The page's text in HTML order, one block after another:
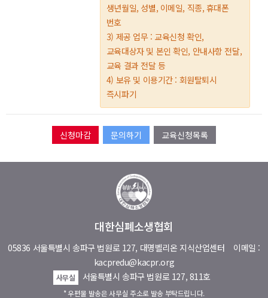
생년월일, 성별, 이메일, 직종, 휴대폰
번호
3) 제공 업무 : 교육신청 확인,
교육대상자 및 본인 확인, 안내사항 전달,
교육 결과 전달 등
4) 보유 및 이용기간 : 회원탈퇴시
즉시파기
문의하기 교육신청목록
대한심폐소생협회
05836 서울특별시 송파구 법원로 127, 대명벨리온 지식산업센터 이메일 :
kacpredu@kacpr.org
사무실 서울특별시 송파구 법원로 127, 811호
* 우편물 발송은 사무실 주소로 발송 부탁드립니다.